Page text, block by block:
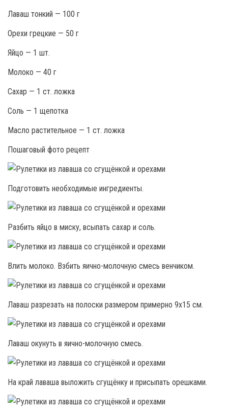
Лаваш тонкий — 100 г
Орехи грецкие — 50 г
Яйцо — 1 шт.
Молоко — 40 г
Сахар — 1 ст. ложка
Соль — 1 щепотка
Масло растительное — 1 ст. ложка
Пошаговый фото рецепт
Подготовить необходимые ингредиенты.
Разбить яйцо в миску, всыпать сахар и соль.
Влить молоко. Взбить яично-молочную смесь венчиком.
Лаваш разрезать на полоски размером примерно 9х15 см.
Лаваш окунуть в яично-молочную смесь.
На край лаваша выложить сгущёнку и присыпать орешками.